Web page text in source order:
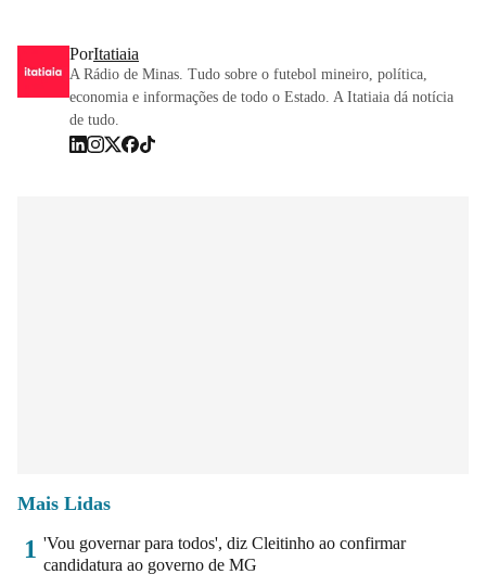
PorItatiaia
A Rádio de Minas. Tudo sobre o futebol mineiro, política,
economia e informações de todo o Estado. A Itatiaia dá notícia
de tudo.
Mais Lidas
1 'Vou governar para todos', diz Cleitinho ao confirmar
candidatura ao governo de MG